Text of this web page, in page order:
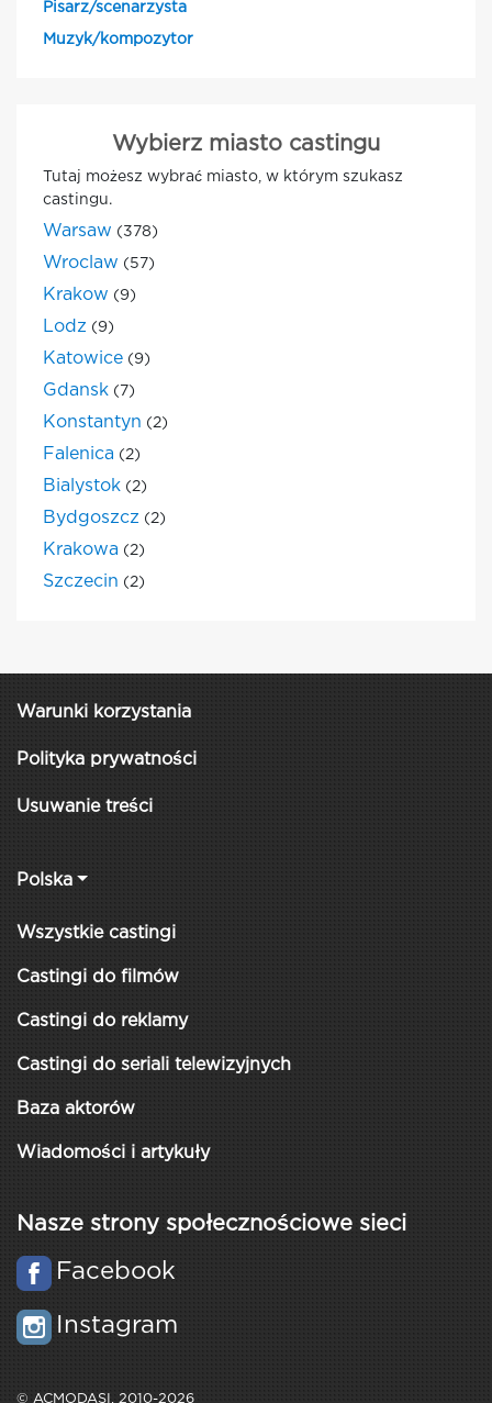
Pisarz/scenarzysta
Muzyk/kompozytor
Wybierz miasto castingu
Tutaj możesz wybrać miasto, w którym szukasz
castingu.
Warsaw (378)
Wroclaw (57)
Krakow (9)
Lodz (9)
Katowice (9)
Gdansk (7)
Konstantyn (2)
Falenica (2)
Bialystok (2)
Bydgoszcz (2)
Krakowa (2)
Szczecin (2)
Warunki korzystania
Polityka prywatności
Usuwanie treści
Polska
Wszystkie castingi
Castingi do filmów
Castingi do reklamy
Castingi do seriali telewizyjnych
Baza aktorów
Wiadomości i artykuły
Nasze strony społecznościowe sieci
Facebook
Instagram
© ACMODASI, 2010-2026